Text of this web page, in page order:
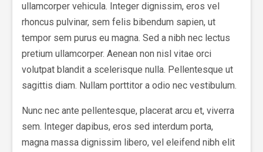
ullamcorper vehicula. Integer dignissim, eros vel
rhoncus pulvinar, sem felis bibendum sapien, ut
tempor sem purus eu magna. Sed a nibh nec lectus
pretium ullamcorper. Aenean non nisl vitae orci
volutpat blandit a scelerisque nulla. Pellentesque ut
sagittis diam. Nullam porttitor a odio nec vestibulum.
Nunc nec ante pellentesque, placerat arcu et, viverra
sem. Integer dapibus, eros sed interdum porta,
magna massa dignissim libero, vel eleifend nibh elit